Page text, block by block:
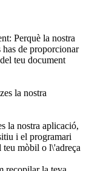
Perquè la nostra
de proporcionar
teu document
la nostra
la nostra aplicació,
i el programari
mòbil o l\'adreça